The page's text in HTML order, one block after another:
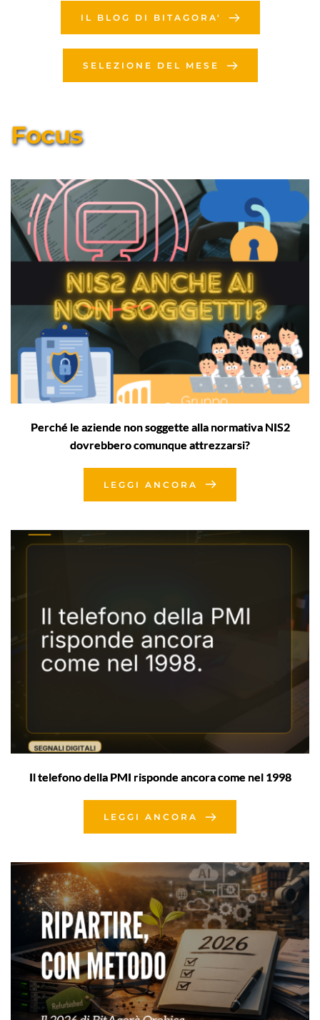
IL BLOG DI BITAGORA'
SELEZIONE DEL MESE
Focus
Perché le aziende non soggette alla normativa NIS2
dovrebbero comunque attrezzarsi?
LEGGI ANCORA
Il telefono della PMI risponde ancora come nel 1998
LEGGI ANCORA